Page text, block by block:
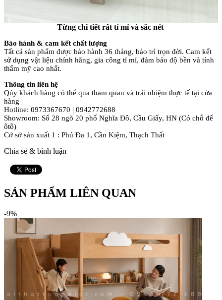
Từng chi tiết rất tỉ mỉ và sắc nét
Bảo hành & cam kết chất lượng
Tất cả sản phẩm được bảo hành 36 tháng, bảo trì trọn đời. Cam kết
sử dụng vật liệu chính hãng, gia công tỉ mỉ, đảm bảo độ bền và tính
thẩm mỹ cao nhất.
Thông tin liên hệ
Qúy khách hàng có thể qua tham quan và trải nhiệm thực tế tại cửa
hàng
Hotline: 0973367670 | 0942772688
Showroom: Số 28 ngõ 20 phố Nghĩa Đô, Cầu Giấy, HN (Có chỗ để
ôtô)
Cở sở sản xuất 1 : Phú Đa 1, Cần Kiệm, Thạch Thất
Chia sẻ & bình luận
SẢN PHẨM LIÊN QUAN
-9%